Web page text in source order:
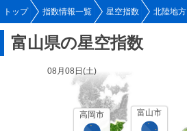
トップ 指数情報一覧 星空指数 北陸地方
富山県の星空指数
08月08日(土)
富山市
高岡市